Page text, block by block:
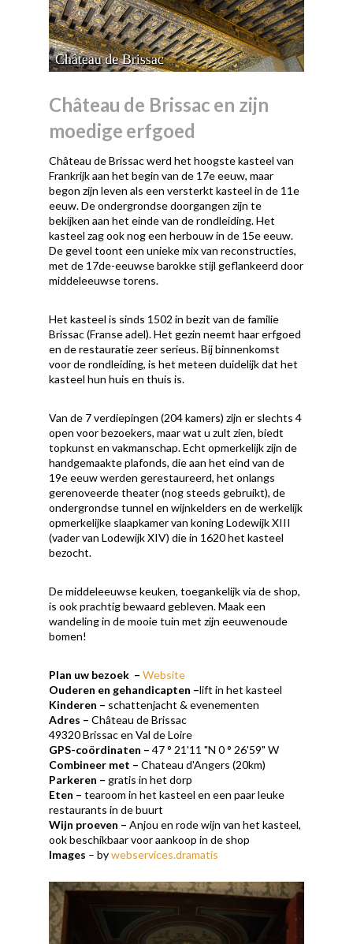
Château de Brissac en zijn
moedige erfgoed
Château de Brissac werd het hoogste kasteel van
Frankrijk aan het begin van de 17e eeuw, maar
begon zijn leven als een versterkt kasteel in de 11e
eeuw. De ondergrondse doorgangen zijn te
bekijken aan het einde van de rondleiding. Het
kasteel zag ook nog een herbouw in de 15e eeuw.
De gevel toont een unieke mix van reconstructies,
met de 17de-eeuwse barokke stijl geflankeerd door
middeleeuwse torens.
Het kasteel is sinds 1502 in bezit van de familie
Brissac (Franse adel). Het gezin neemt haar erfgoed
en de restauratie zeer serieus. Bij binnenkomst
voor de rondleiding, is het meteen duidelijk dat het
kasteel hun huis en thuis is.
Van de 7 verdiepingen (204 kamers) zijn er slechts 4
open voor bezoekers, maar wat u zult zien, biedt
topkunst en vakmanschap. Echt opmerkelijk zijn de
handgemaakte plafonds, die aan het eind van de
19e eeuw werden gerestaureerd, het onlangs
gerenoveerde theater (nog steeds gebruikt), de
ondergrondse tunnel en wijnkelders en de werkelijk
opmerkelijke slaapkamer van koning Lodewijk XIII
(vader van Lodewijk XIV) die in 1620 het kasteel
bezocht.
De middeleeuwse keuken, toegankelijk via de shop,
is ook prachtig bewaard gebleven. Maak een
wandeling in de mooie tuin met zijn eeuwenoude
bomen!
Plan uw bezoek – Website
Ouderen en gehandicapten –lift in het kasteel
Kinderen – schattenjacht & evenementen
Adres –Château de Brissac
49320 Brissac en Val de Loire
GPS-coördinaten – 47 ° 21'11 "N 0 ° 26'59" W
Combineer met – Chateau d'Angers (20km)
Parkeren – gratis in het dorp
Eten –tearoom in het kasteel en een paar leuke
restaurants in de buurt
Wijn proeven – Anjou en rode wijn van het kasteel,
ook beschikbaar voor aankoop in de shop
Images – bywebservices.dramatis